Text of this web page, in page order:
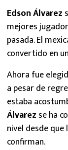
Edson Álvarez
mejores
pasada. El
convertido en
Ahora fue
a pesar de
estaba
Álvarez se ha
nivel desde que
confirman.